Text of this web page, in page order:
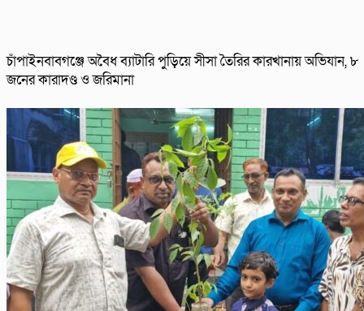
চাঁপাইনবাবগঞ্জে অবৈধ ব্যাটারি পুড়িয়ে সীসা তৈরির কারখানায় অভিযান, ৮
জনের কারাদণ্ড ও জরিমানা